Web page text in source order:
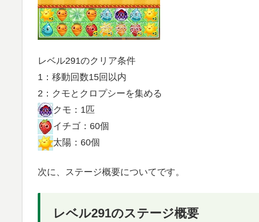
レベル291のクリア条件
1：移動回数15回以内
2：クモとクロプシーを集める
クモ：1匹
イチゴ：60個
太陽：60個
次に、ステージ概要についてです。
レベル291のステージ概要